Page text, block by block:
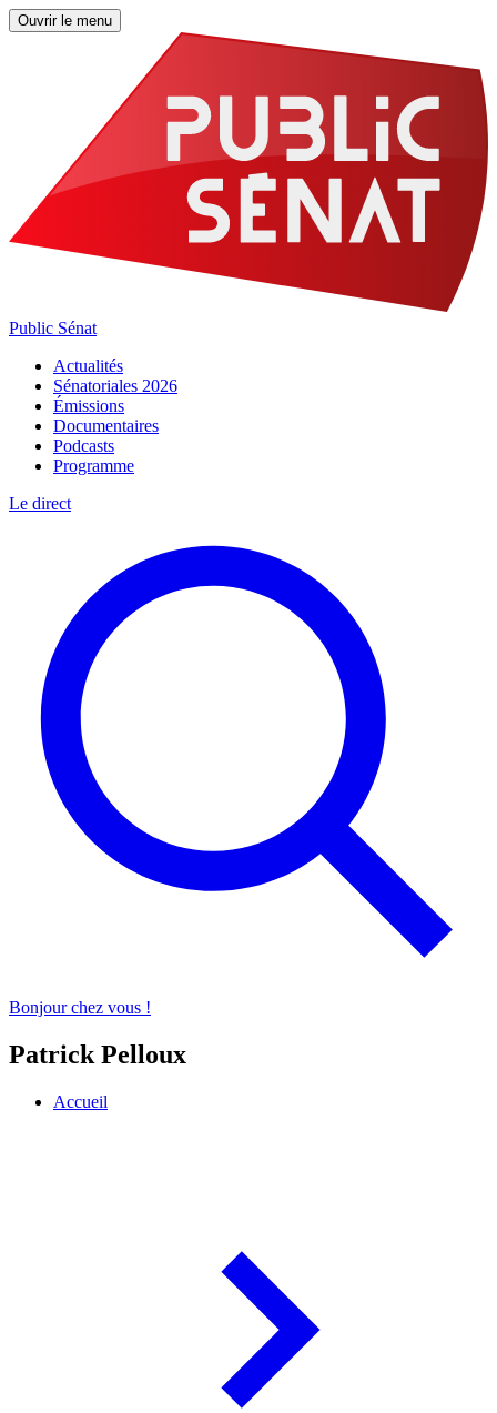
Ouvrir le menu
Public Sénat
Actualités
Sénatoriales 2026
Émissions
Documentaires
Podcasts
Programme
Le direct
Bonjour chez vous !
Patrick Pelloux
Accueil